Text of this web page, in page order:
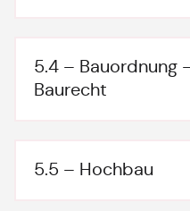
5.4 – Bauordnung
Baurecht
5.5 – Hochbau